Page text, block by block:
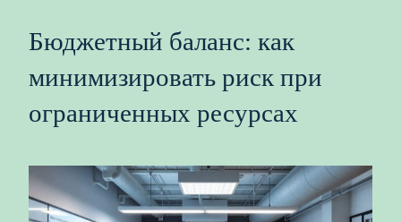
Бюджетный баланс: как
минимизировать риск при
ограниченных ресурсах